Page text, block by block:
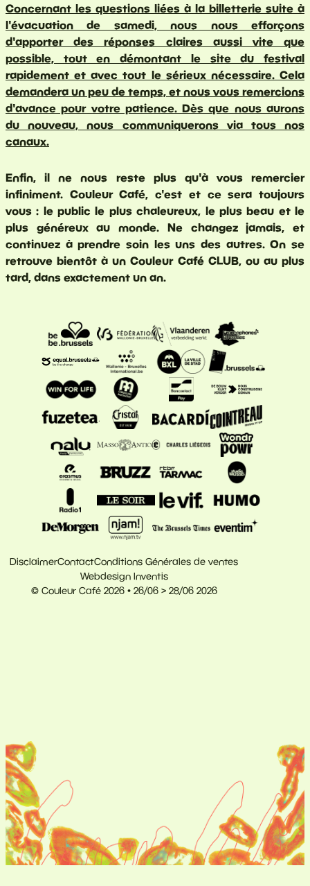
Concernant les questions liées à la billetterie suite à
l'évacuation de samedi, nous nous efforçons
d'apporter des réponses claires aussi vite que
possible, tout en démontant le site du festival
rapidement et avec tout le sérieux nécessaire. Cela
demandera un peu de temps, et nous vous remercions
d'avance pour votre patience. Dès que nous aurons
du nouveau, nous communiquerons via tous nos
canaux.
Enfin, il ne nous reste plus qu'à vous remercier
infiniment. Couleur Café, c'est et ce sera toujours
vous : le public le plus chaleureux, le plus beau et le
plus généreux au monde. Ne changez jamais, et
continuez à prendre soin les uns des autres. On se
retrouve bientôt à un Couleur Café CLUB, ou au plus
tard, dans exactement un an.
© Couleur Café 2026 • 26/06 > 28/06 2026
DisclaimerContactConditions Générales de ventes
Webdesign Inventis